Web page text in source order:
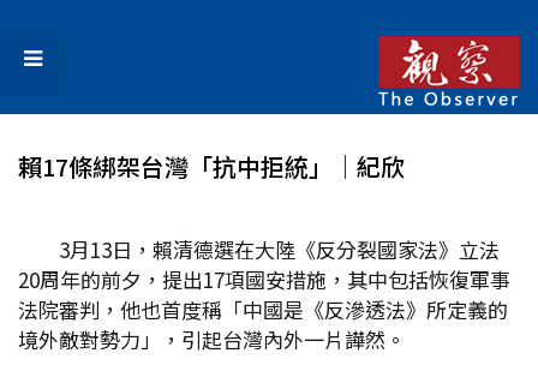
賴17條綁架台灣「抗中拒統」│紀欣
3月13日，賴清德選在大陸《反分裂國家法》立法
20周年的前夕，提出17項國安措施，其中包括恢復軍事
法院審判，他也首度稱「中國是《反滲透法》所定義的
境外敵對勢力」，引起台灣內外一片譁然。